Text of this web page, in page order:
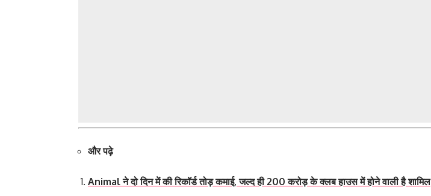
और पढ़े
Animal ने दो दिन में की रिकॉर्ड तोड़ कमाई, जल्द ही 200 करोड़ के क्लब हाउस में होने वाली है शामिल